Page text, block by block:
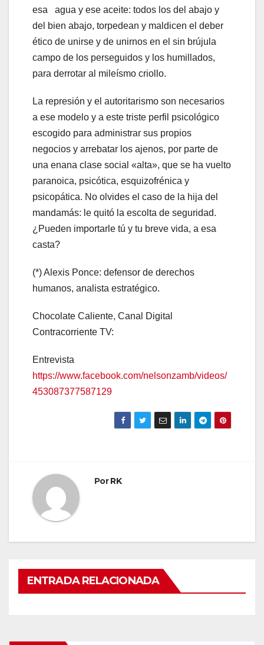
esa agua y ese aceite: todos los del abajo y
del bien abajo, torpedean y maldicen el deber
ético de unirse y de unirnos en el sin brújula
campo de los perseguidos y los humillados,
para derrotar al mileísmo criollo.
La represión y el autoritarismo son necesarios
a ese modelo y a este triste perfil psicológico
escogido para administrar sus propios
negocios y arrebatar los ajenos, por parte de
una enana clase social «alta», que se ha vuelto
paranoica, psicótica, esquizofrénica y
psicopática. No olvides el caso de la hija del
mandamás: le quitó la escolta de seguridad.
¿Pueden importarle tú y tu breve vida, a esa
casta?
(*) Alexis Ponce: defensor de derechos
humanos, analista estratégico.
Chocolate Caliente, Canal Digital
Contracorriente TV:
Entrevista
https://www.facebook.com/nelsonzamb/videos/
453087377587129
PorRK
ENTRADA RELACIONADA